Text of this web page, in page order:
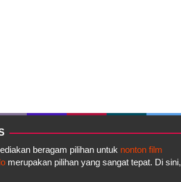
beragam pilihan untuk nonton film
merupakan pilihan yang sangat tepat. Di sini,